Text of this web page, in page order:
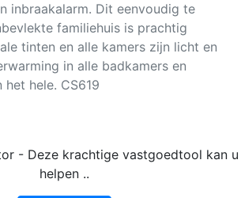
inbraakalarm. Dit eenvoudig te
familiehuis is prachtig
tinten en alle kamers zijn licht en
in alle badkamers en
hele. CS619
- Deze krachtige vastgoedtool kan u
helpen ..